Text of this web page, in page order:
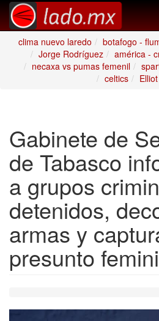
clima nuevo laredo
botafogo -
Jorge Rodríguez
américa -
necaxa vs pumas femenil
celtics
Gabinete de
de Tabasco
a grupos
detenidos,
armas y
presunto